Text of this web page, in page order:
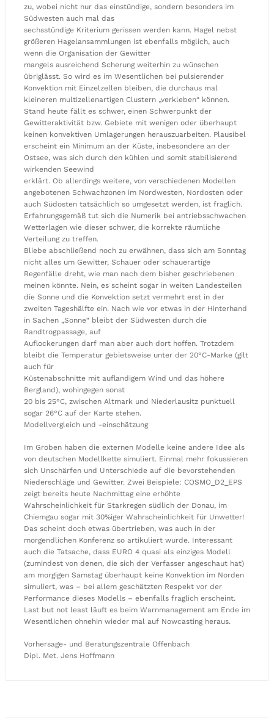
zu, wobei nicht nur das einstündige, sondern besonders im
Südwesten auch mal das
sechsstündige Kriterium gerissen werden kann. Hagel nebst
größeren Hagelansammlungen ist ebenfalls möglich, auch
wenn die Organisation der Gewitter
mangels ausreichend Scherung weiterhin zu wünschen
übriglässt. So wird es im Wesentlichen bei pulsierender
Konvektion mit Einzelzellen bleiben, die durchaus mal
kleineren multizellenartigen Clustern „verkleben“ können.
Stand heute fällt es schwer, einen Schwerpunkt der
Gewitteraktivität bzw. Gebiete mit wenigen oder überhaupt
keinen konvektiven Umlagerungen herauszuarbeiten. Plausibel
erscheint ein Minimum an der Küste, insbesondere an der
Ostsee, was sich durch den kühlen und somit stabilisierend
wirkenden Seewind
erklärt. Ob allerdings weitere, von verschiedenen Modellen
angebotenen Schwachzonen im Nordwesten, Nordosten oder
auch Südosten tatsächlich so umgesetzt werden, ist fraglich.
Erfahrungsgemäß tut sich die Numerik bei antriebsschwachen
Wetterlagen wie dieser schwer, die korrekte räumliche
Verteilung zu treffen.
Bliebe abschließend noch zu erwähnen, dass sich am Sonntag
nicht alles um Gewitter, Schauer oder schauerartige
Regenfälle dreht, wie man nach dem bisher geschriebenen
meinen könnte. Nein, es scheint sogar in weiten Landesteilen
die Sonne und die Konvektion setzt vermehrt erst in der
zweiten Tageshälfte ein. Nach wie vor etwas in der Hinterhand
in Sachen „Sonne“ bleibt der Südwesten durch die
Randtrogpassage, auf
Auflockerungen darf man aber auch dort hoffen. Trotzdem
bleibt die Temperatur gebietsweise unter der 20°C-Marke (gilt
auch für
Küstenabschnitte mit auflandigem Wind und das höhere
Bergland), wohingegen sonst
20 bis 25°C, zwischen Altmark und Niederlausitz punktuell
sogar 26°C auf der Karte stehen.
Modellvergleich und -einschätzung
Im Groben haben die externen Modelle keine andere Idee als
von deutschen Modellkette simuliert. Einmal mehr fokussieren
sich Unschärfen und Unterschiede auf die bevorstehenden
Niederschläge und Gewitter. Zwei Beispiele: COSMO_D2_EPS
zeigt bereits heute Nachmittag eine erhöhte
Wahrscheinlichkeit für Starkregen südlich der Donau, im
Chiemgau sogar mit 30%iger Wahrscheinlichkeit für Unwetter!
Das scheint doch etwas übertrieben, was auch in der
morgendlichen Konferenz so artikuliert wurde. Interessant
auch die Tatsache, dass EURO 4 quasi als einziges Modell
(zumindest von denen, die sich der Verfasser angeschaut hat)
am morgigen Samstag überhaupt keine Konvektion im Norden
simuliert, was – bei allem geschätzten Respekt vor der
Performance dieses Modells – ebenfalls fraglich erscheint.
Last but not least läuft es beim Warnmanagement am Ende im
Wesentlichen ohnehin wieder mal auf Nowcasting heraus.
Vorhersage- und Beratungszentrale Offenbach
Dipl. Met. Jens Hoffmann